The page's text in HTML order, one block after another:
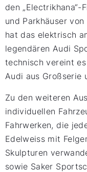
den
und Parkhäuser
hat das elektrisch
legendären Audi
technisch vereint
Audi aus Großserie
Zu den weiteren
individuellen
Fahrwerken, die
Edelweiss mit
Skulpturen
sowie Saker